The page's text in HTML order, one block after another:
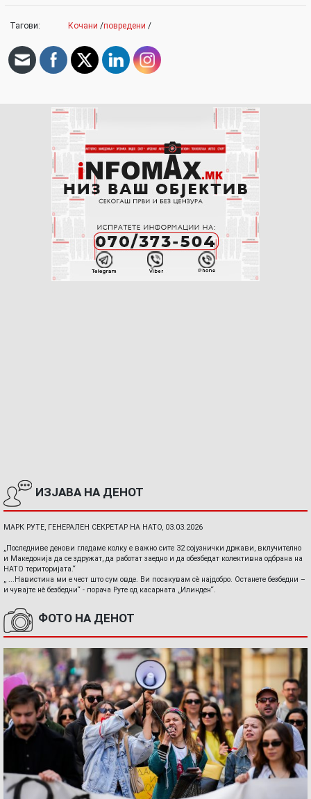
Тагови: Кочани /повредени /
ИЗЈАВА НА ДЕНОТ
МАРК РУТЕ, ГЕНЕРАЛЕН СЕКРЕТАР НА НАТО, 03.03.2026
„Последниве денови гледаме колку е важно сите 32 сојузнички држави, вклучително
и Македонија да се здружат, да работат заедно и да обезбедат колективна одбрана на
НАТО територијата.“
„ ...Навистина ми е чест што сум овде. Ви посакувам сè најдобро. Останете безбедни –
и чувајте нè безбедни“ - порача Руте од касарната „Илинден“.
ФОТО НА ДЕНОТ